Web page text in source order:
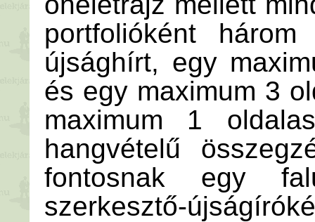
portfolióként
újsághírt, egy
és egy maximum 3
maximum 1
hangvételű
fontosnak egy
szerkesztő-